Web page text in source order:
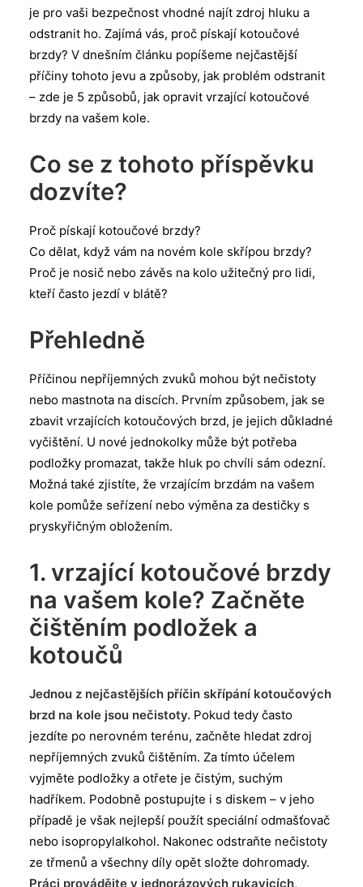
je pro vaši bezpečnost vhodné najít zdroj hluku a
odstranit ho. Zajímá vás, proč pískají kotoučové
brzdy? V dnešním článku popíšeme nejčastější
příčiny tohoto jevu a způsoby, jak problém odstranit
– zde je 5 způsobů, jak opravit vrzající kotoučové
brzdy na vašem kole.
Co se z tohoto příspěvku
dozvíte?
Proč pískají kotoučové brzdy?
Co dělat, když vám na novém kole skřípou brzdy?
Proč je nosič nebo závěs na kolo užitečný pro lidi,
kteří často jezdí v blátě?
Přehledně
Příčinou nepříjemných zvuků mohou být nečistoty
nebo mastnota na discích. Prvním způsobem, jak se
zbavit vrzajících kotoučových brzd, je jejich důkladné
vyčištění. U nové jednokolky může být potřeba
podložky promazat, takže hluk po chvíli sám odezní.
Možná také zjistíte, že vrzajícím brzdám na vašem
kole pomůže seřízení nebo výměna za destičky s
pryskyřičným obložením.
1. vrzající kotoučové brzdy
na vašem kole? Začněte
čištěním podložek a
kotoučů
Jednou z nejčastějších příčin skřípání kotoučových
brzd na kole jsou nečistoty. Pokud tedy často
jezdíte po nerovném terénu, začněte hledat zdroj
nepříjemných zvuků čištěním. Za tímto účelem
vyjměte podložky a otřete je čistým, suchým
hadříkem. Podobně postupujte i s diskem – v jeho
případě je však nejlepší použít speciální odmašťovač
nebo isopropylalkohol. Nakonec odstraňte nečistoty
ze třmenů a všechny díly opět složte dohromady.
Práci provádějte v jednorázových rukavicích,